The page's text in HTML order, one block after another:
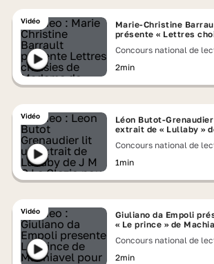
Vidéo
Marie-Christine
présente « Lettres
Concours national de
2min
Vidéo
Léon Butot-
extrait de « Lullaby »
Concours national de
1min
Vidéo
Giuliano da Empoli
« Le prince » de
Concours national de
2min